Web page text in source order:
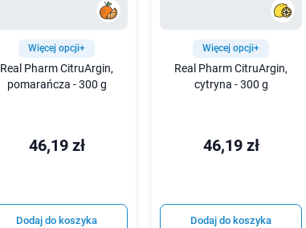
Więcej opcji+
Real Pharm CitruArgin,
pomarańcza - 300 g
46,19 zł
Dodaj do koszyka
Więcej opcji+
Real Pharm CitruArgin,
cytryna - 300 g
46,19 zł
Dodaj do koszyka